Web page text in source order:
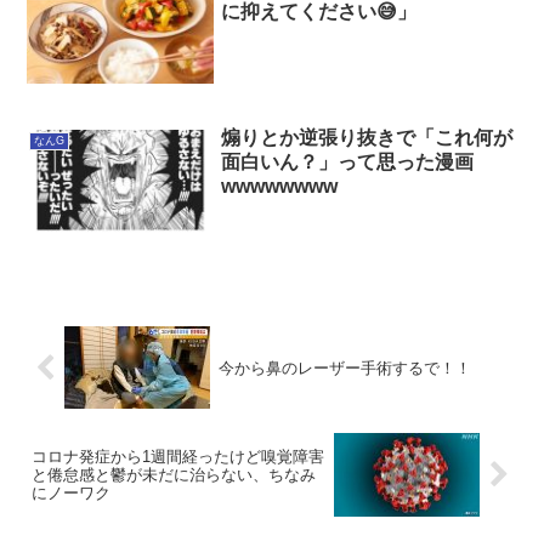
に抑えてください😅」
なんG
煽りとか逆張り抜きで「これ何が
面白いん？」って思った漫画
wwwwwwww
今から鼻のレーザー手術するで！！
コロナ発症から1週間経ったけど嗅覚障害
と倦怠感と鬱が未だに治らない、ちなみ
にノーワク